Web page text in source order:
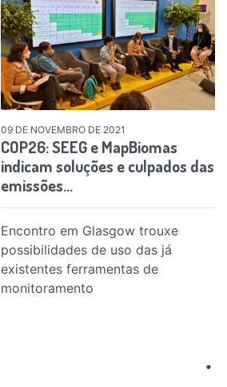
09 DE NOVEMBRO DE 2021
COP26: SEEG e MapBiomas
indicam soluções e culpados das
emissões…
Encontro em Glasgow trouxe
possibilidades de uso das já
existentes ferramentas de
monitoramento